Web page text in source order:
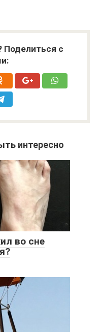
Поделиться с
интересно
во сне